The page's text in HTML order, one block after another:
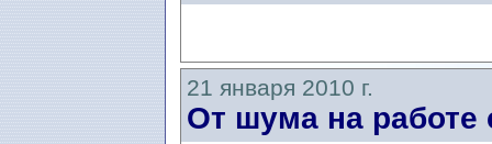
21 января 2010 г.
От шума на работе